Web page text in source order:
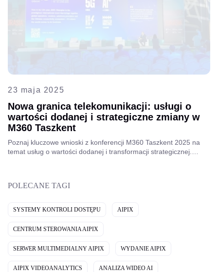
23 maja 2025
Nowa granica telekomunikacji: usługi o
wartości dodanej i strategiczne zmiany w
M360 Taszkent
Poznaj kluczowe wnioski z konferencji M360 Taszkent 2025 na
temat usług o wartości dodanej i transformacji strategicznej.
POLECANE TAGI
SYSTEMY KONTROLI DOSTĘPU AIPIX
CENTRUM STEROWANIA AIPIX
SERWER MULTIMEDIALNY AIPIX WYDANIE AIPIX
AIPIX VIDEOANALYTICS ANALIZA WIDEO AI